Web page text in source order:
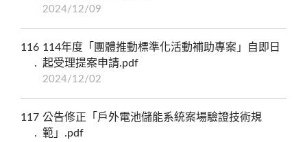
2024/12/09
116 114年度「團體推動標準化活動補助專案」自即日
起受理提案申請.pdf
2024/12/02
117 公告修正「戶外電池儲能系統案場驗證技術規
範」.pdf